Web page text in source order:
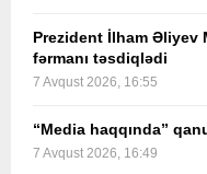
Prezident İlham Əliyev
fərmanı təsdiqlədi
7 Avqust 2026, 16:55
“Media haqqında”
7 Avqust 2026, 16:49